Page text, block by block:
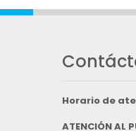
Horario de
ATENCIÓN AL